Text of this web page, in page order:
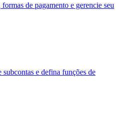
de pagamento e gerencie seu
e defina funções de